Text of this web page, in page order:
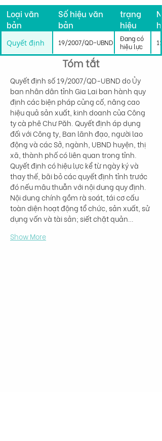
Loại văn
bản
Số hiệu văn
bản
trạng
hiệu
lực
Quyết định 19/2007/QD-UBND
Đang có
hiệu lực
Tóm tắt
Quyết định số 19/2007/QD-UBND do Ủy
ban nhân dân tỉnh Gia Lai ban hành quy
định các biện pháp củng cố, nâng cao
hiệu quả sản xuất, kinh doanh của Công
ty cà phê Chư Păh. Quyết định áp dụng
đối với Công ty, Ban lãnh đạo, người lao
động và các Sở, ngành, UBND huyện, thị
xã, thành phố có liên quan trong tỉnh.
Quyết định có hiệu lực kể từ ngày ký và
thay thế, bãi bỏ các quyết định tỉnh trước
đó nếu mâu thuẫn với nội dung quy định.
Nội dung chính gồm rà soát, tái cơ cấu
toàn diện hoạt động tổ chức, sản xuất, sử
dụng vốn và tài sản; siết chặt quản…
Show More